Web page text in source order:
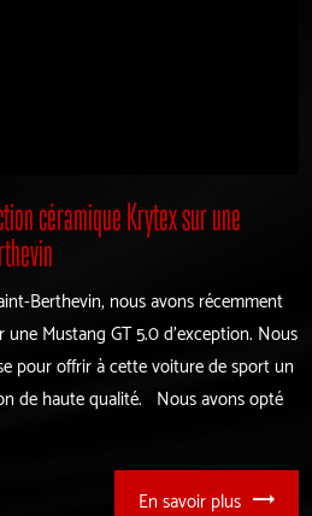
céramique Krytex sur une
Berthevin, nous avons récemment
Mustang GT 5.0 d'exception. Nous
pour offrir à cette voiture de sport un
de haute qualité. Nous avons opté
En savoir plus